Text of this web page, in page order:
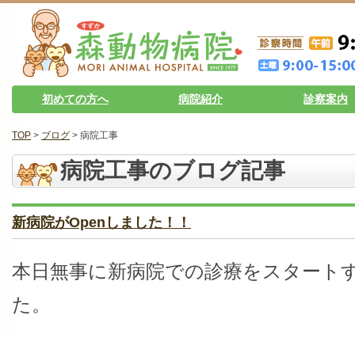
初めての方へ 病院紹介 診察案内
TOP > ブログ > 病院工事
病院工事のブログ記事
新病院がOpenしました！！
本日無事に新病院での診療をスタート
た。